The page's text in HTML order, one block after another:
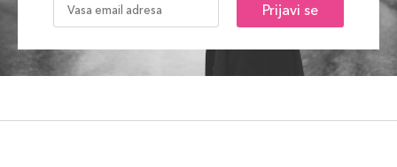
Prijavi se